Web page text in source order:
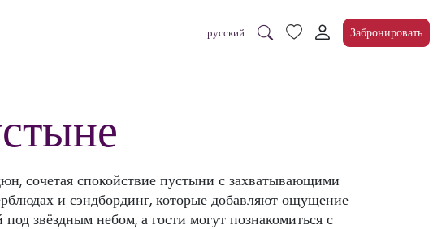
русский Забронировать
сочетая спокойствие пустыни с захватывающими
и сэндбординг, которые добавляют ощущение
звёздным небом, а гости могут познакомиться с